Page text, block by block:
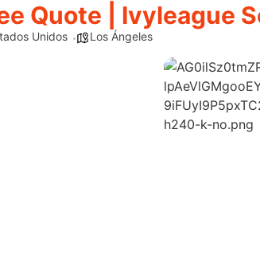
Quote | Ivyleague
Unidos Los Ángeles